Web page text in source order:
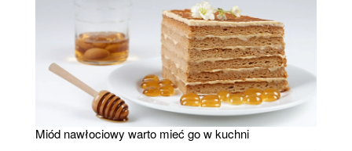
Miód nawłociowy warto mieć go w kuchni